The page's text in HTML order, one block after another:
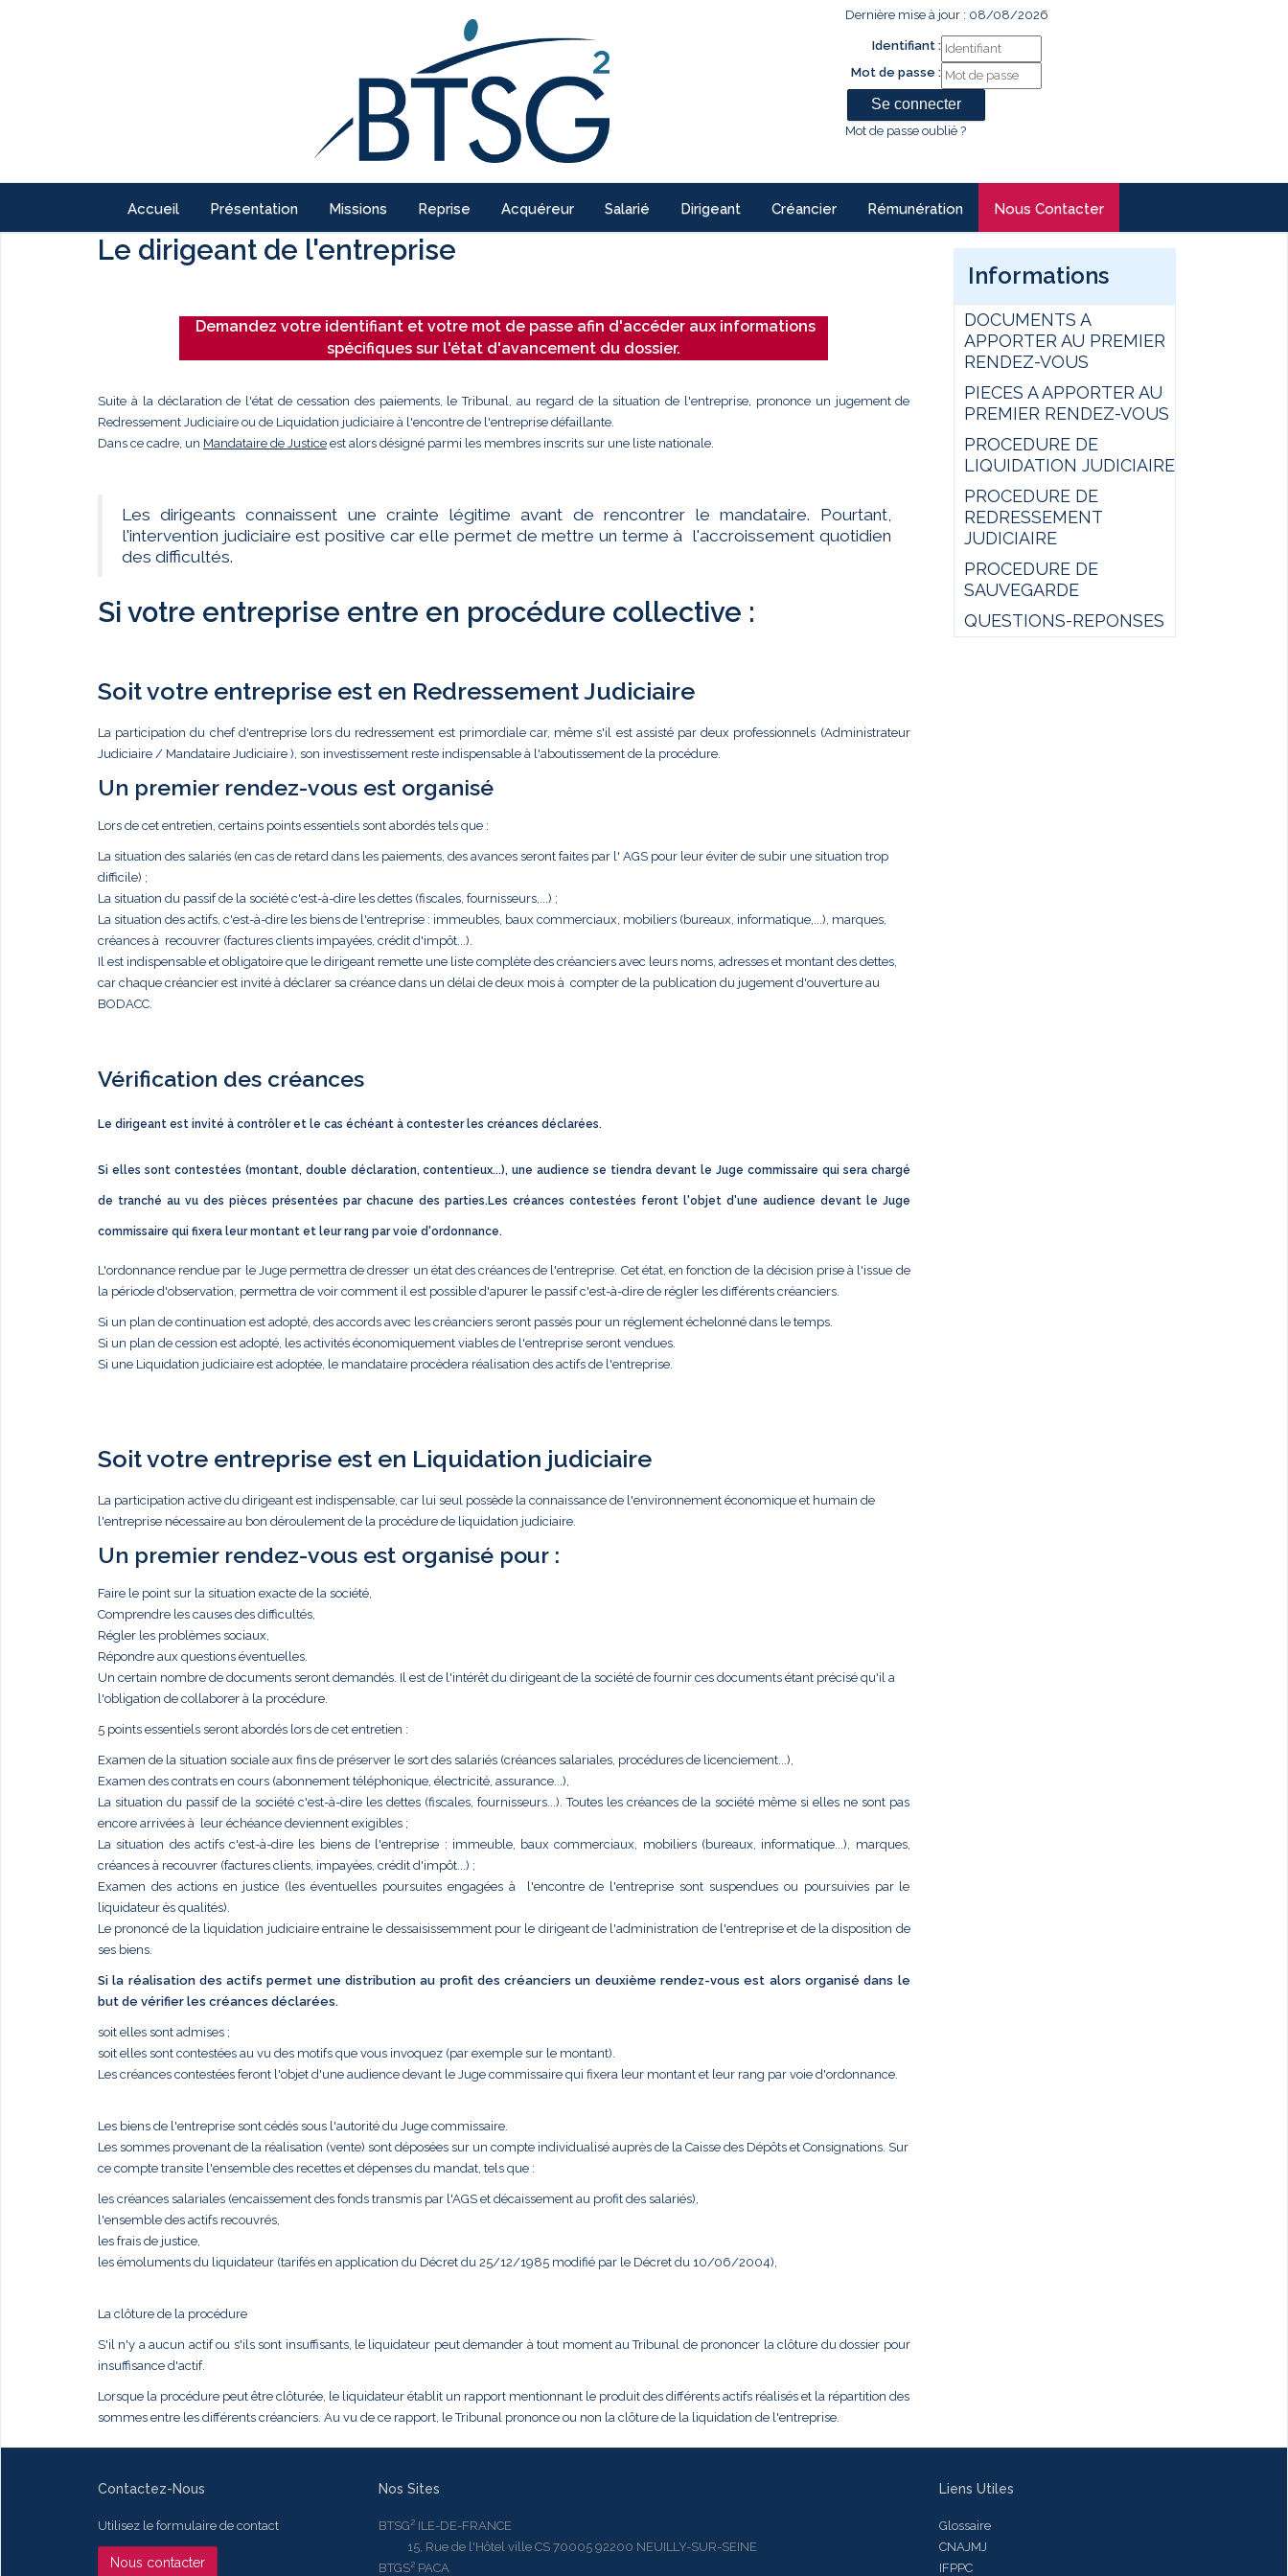
Dernière mise à jour : 08/08/2026
Identifiant :
Mot de passe :
Mot de passe oublié ?
Accueil Présentation Missions Reprise Acquéreur Salarié Dirigeant Créancier Rémunération Nous Contacter
Le dirigeant de l'entreprise
Demandez votre identifiant et votre mot de passe afin d'accéder aux informations
spécifiques sur l'état d'avancement du dossier.
Suite à la déclaration de l'état de cessation des paiements, le Tribunal, au regard de la situation de l'entreprise, prononce un jugement de
Redressement Judiciaire ou de Liquidation judiciaire à l'encontre de l'entreprise défaillante.
Dans ce cadre, un Mandataire de Justice est alors désigné parmi les membres inscrits sur une liste nationale.
Les dirigeants connaissent une crainte légitime avant de rencontrer le mandataire. Pourtant,
l'intervention judiciaire est positive car elle permet de mettre un terme à l'accroissement quotidien
des difficultés.
Si votre entreprise entre en procédure collective :
Soit votre entreprise est en Redressement Judiciaire
La participation du chef d'entreprise lors du redressement est primordiale car, même s'il est assisté par deux professionnels (Administrateur
Judiciaire / Mandataire Judiciaire ), son investissement reste indispensable à l'aboutissement de la procédure.
Un premier rendez-vous est organisé
Lors de cet entretien, certains points essentiels sont abordés tels que :
La situation des salariés (en cas de retard dans les paiements, des avances seront faites par l' AGS pour leur éviter de subir une situation trop
difficile) ;
La situation du passif de la société c'est-à-dire les dettes (fiscales, fournisseurs,...) ;
La situation des actifs, c'est-à-dire les biens de l'entreprise : immeubles, baux commerciaux, mobiliers (bureaux, informatique,...), marques,
créances à recouvrer (factures clients impayées, crédit d'impôt...).
Il est indispensable et obligatoire que le dirigeant remette une liste complète des créanciers avec leurs noms, adresses et montant des dettes,
car chaque créancier est invité à déclarer sa créance dans un délai de deux mois à compter de la publication du jugement d'ouverture au
BODACC.
Vérification des créances
Le dirigeant est invité à contrôler et le cas échéant à contester les créances déclarées.
Si elles sont contestées (montant, double déclaration, contentieux...), une audience se tiendra devant le Juge commissaire qui sera chargé
de tranché au vu des pièces présentées par chacune des parties.Les créances contestées feront l'objet d'une audience devant le Juge
commissaire qui fixera leur montant et leur rang par voie d'ordonnance.
L'ordonnance rendue par le Juge permettra de dresser un état des créances de l'entreprise. Cet état, en fonction de la décision prise à l'issue de
la période d'observation, permettra de voir comment il est possible d'apurer le passif c'est-à-dire de régler les différents créanciers.
Si un plan de continuation est adopté, des accords avec les créanciers seront passés pour un réglement échelonné dans le temps.
Si un plan de cession est adopté, les activités économiquement viables de l'entreprise seront vendues.
Si une Liquidation judiciaire est adoptée, le mandataire procèdera réalisation des actifs de l'entreprise.
Soit votre entreprise est en Liquidation judiciaire
La participation active du dirigeant est indispensable, car lui seul possède la connaissance de l'environnement économique et humain de
l'entreprise nécessaire au bon déroulement de la procédure de liquidation judiciaire.
Un premier rendez-vous est organisé pour :
Faire le point sur la situation exacte de la société,
Comprendre les causes des difficultés,
Régler les problèmes sociaux,
Répondre aux questions éventuelles.
Un certain nombre de documents seront demandés. Il est de l'intérêt du dirigeant de la société de fournir ces documents étant précisé qu'il a
l'obligation de collaborer à la procédure.
5 points essentiels seront abordés lors de cet entretien :
Examen de la situation sociale aux fins de préserver le sort des salariés (créances salariales, procédures de licenciement...),
Examen des contrats en cours (abonnement téléphonique, électricité, assurance...),
La situation du passif de la société c'est-à-dire les dettes (fiscales, fournisseurs...). Toutes les créances de la société même si elles ne sont pas
encore arrivées à leur échéance deviennent exigibles ;
La situation des actifs c'est-à-dire les biens de l'entreprise : immeuble, baux commerciaux, mobiliers (bureaux, informatique...), marques,
créances à recouvrer (factures clients, impayées, crédit d'impôt...) ;
Examen des actions en justice (les éventuelles poursuites engagées à l'encontre de l'entreprise sont suspendues ou poursuivies par le
liquidateur ès qualités).
Le prononcé de la liquidation judiciaire entraine le dessaisissemment pour le dirigeant de l'administration de l'entreprise et de la disposition de
ses biens.
Si la réalisation des actifs permet une distribution au profit des créanciers un deuxième rendez-vous est alors organisé dans le
but de vérifier les créances déclarées.
soit elles sont admises ;
soit elles sont contestées au vu des motifs que vous invoquez (par exemple sur le montant).
Les créances contestées feront l'objet d'une audience devant le Juge commissaire qui fixera leur montant et leur rang par voie d'ordonnance.
Les biens de l'entreprise sont cédés sous l'autorité du Juge commissaire.
Les sommes provenant de la réalisation (vente) sont déposées sur un compte individualisé auprès de la Caisse des Dépôts et Consignations. Sur
ce compte transite l'ensemble des recettes et dépenses du mandat, tels que :
les créances salariales (encaissement des fonds transmis par l'AGS et décaissement au profit des salariés),
l'ensemble des actifs recouvrés,
les frais de justice,
les émoluments du liquidateur (tarifés en application du Décret du 25/12/1985 modifié par le Décret du 10/06/2004),
La clôture de la procédure
S'il n'y a aucun actif ou s'ils sont insuffisants, le liquidateur peut demander à tout moment au Tribunal de prononcer la clôture du dossier pour
insuffisance d'actif.
Lorsque la procédure peut être clôturée, le liquidateur établit un rapport mentionnant le produit des différents actifs réalisés et la répartition des
sommes entre les différents créanciers. Au vu de ce rapport, le Tribunal prononce ou non la clôture de la liquidation de l'entreprise.
Informations
DOCUMENTS A
APPORTER AU PREMIER
RENDEZ-VOUS
PIECES A APPORTER AU
PREMIER RENDEZ-VOUS
PROCEDURE DE
LIQUIDATION JUDICIAIRE
PROCEDURE DE
REDRESSEMENT
JUDICIAIRE
PROCEDURE DE
SAUVEGARDE
QUESTIONS-REPONSES
Contactez-Nous
Utilisez le formulaire de contact
Nous contacter
Nos Sites
BTSG² ILE-DE-FRANCE
15, Rue de l'Hôtel ville CS 70005 92200 NEUILLY-SUR-SEINE
BTGS² PACA
Liens Utiles
Glossaire
CNAJMJ
IFPPC